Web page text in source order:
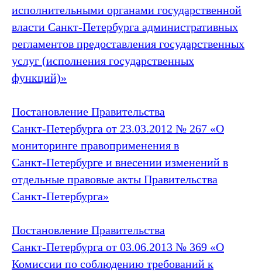
исполнительными органами государственной
власти Санкт‑Петербурга административных
регламентов предоставления государственных
услуг (исполнения государственных
функций)»
Постановление Правительства
Санкт‑Петербурга от 23.03.2012 № 267 «О
мониторинге правоприменения в
Санкт‑Петербурге и внесении изменений в
отдельные правовые акты Правительства
Санкт‑Петербурга»
Постановление Правительства
Санкт‑Петербурга от 03.06.2013 № 369 «О
Комиссии по соблюдению требований к